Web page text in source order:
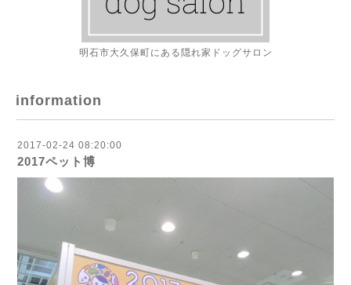
明石市大久保町にある隠れ家ドッグサロン
information
2017-02-24 08:20:00
2017ペット博